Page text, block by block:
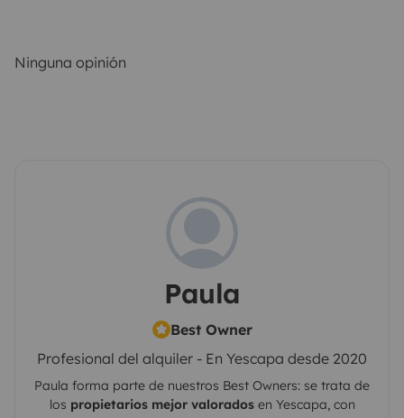
Ninguna opinión
Paula
Best Owner
Profesional del alquiler - En Yescapa desde 2020
Paula forma parte de nuestros Best Owners: se trata de
los propietarios mejor valoradosen Yescapa, con